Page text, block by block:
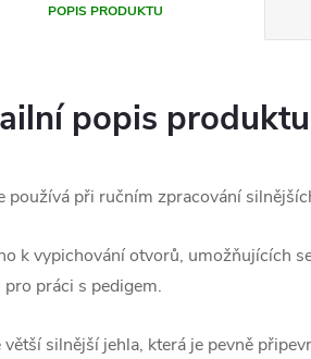
POPIS PRODUKTU
popis produktu
používá při ručním zpracování
k vypichování otvorů, umožňujících
práci s pedigem.
větší silnější jehla, která je pevně